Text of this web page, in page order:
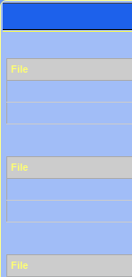
File
File
File